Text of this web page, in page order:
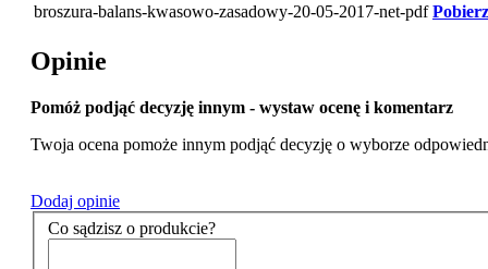
broszura-balans-kwasowo-zasadowy-20-05-2017-net-pdf
Opinie
Pomóż podjąć decyzję innym - wystaw ocenę i komentarz
Twoja ocena pomoże innym podjąć decyzję o wyborze
Dodaj opinie
Co sądzisz o produkcie?